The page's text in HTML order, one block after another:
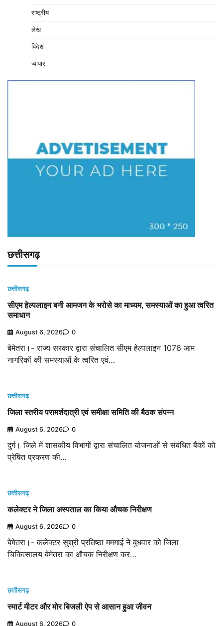
राष्ट्रीय
लेख
विदेश
व्यापार
छत्तीसगढ़
छत्तीसगढ़
सीएम हेल्पलाइन बनी आमजन के भरोसे का माध्यम, समस्याओं का हुआ त्वरित
समाधान
August 6, 2026 0
बेमेतरा।- राज्य सरकार द्वारा संचालित सीएम हेल्पलाइन 1076 आम
नागरिकों की समस्याओं के त्वरित एवं…
छत्तीसगढ़
जिला स्तरीय परामर्शदात्री एवं समीक्षा समिति की बैठक संपन्न
August 6, 2026 0
दुर्ग। जिले में शासकीय विभागों द्वारा संचालित योजनाओं से संबंधित बैंकों को
प्रेषित प्रकरण की…
छत्तीसगढ़
कलेक्टर ने जिला अस्पताल का किया औचक निरीक्षण
August 6, 2026 0
बेमेतरा।- कलेक्टर सुश्री प्रतिष्ठा ममगाई ने बुधवार को जिला
चिकित्सालय बेमेतरा का औचक निरीक्षण कर…
छत्तीसगढ़
स्मार्ट मीटर और मोर बिजली ऐप से आसान हुआ जीवन
August 6, 2026 0